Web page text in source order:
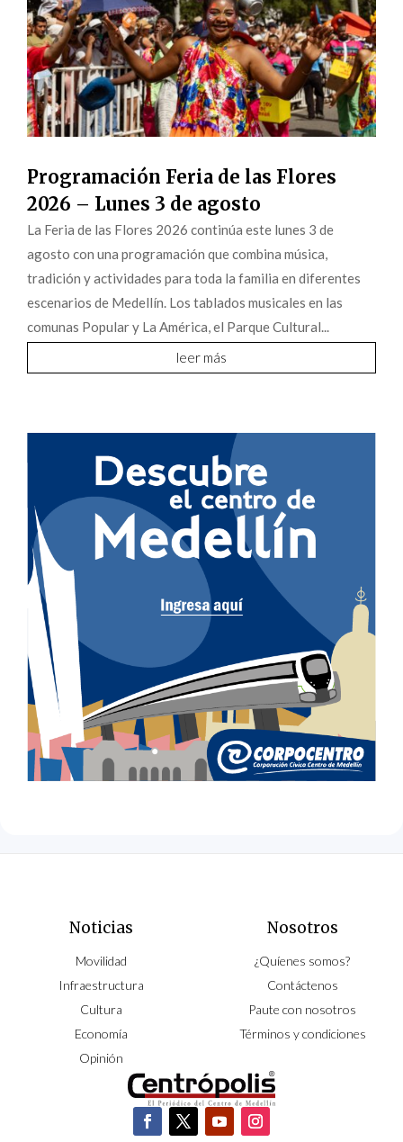
Programación Feria de las Flores
2026 – Lunes 3 de agosto
La Feria de las Flores 2026 continúa este lunes 3 de
agosto con una programación que combina música,
tradición y actividades para toda la familia en diferentes
escenarios de Medellín. Los tablados musicales en las
comunas Popular y La América, el Parque Cultural...
leer más
Noticias
Movilidad
Infraestructura
Cultura
Economía
Opinión
Nosotros
¿Quíenes somos?
Contáctenos
Paute con nosotros
Términos y condiciones